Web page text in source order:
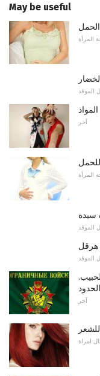
May be useful
المرأة
الموقد
آخر
المرأة
الموقد
هرقل
الموقد
آخر
امراة